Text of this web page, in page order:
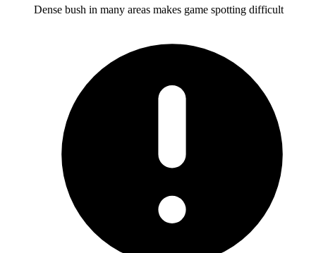
Dense bush in many areas makes game spotting difficult